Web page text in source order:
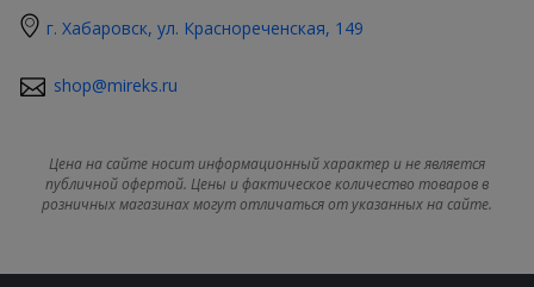
г. Хабаровск, ул. Краснореченская, 149
shop@mireks.ru
Цена на сайте носит информационный характер и не является
публичной офертой. Цены и фактическое количество товаров в
розничных магазинах могут отличаться от указанных на сайте.